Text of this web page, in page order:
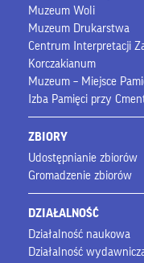
Muzeum Woli
Muzeum Drukarstwa
Centrum Interpretacji
Korczakianum
Muzeum – Miejsce
Izba Pamięci przy
ZBIORY
Udostępnianie zbiorów
Gromadzenie zbiorów
DZIAŁALNOŚĆ
Działalność naukowa
Działalność